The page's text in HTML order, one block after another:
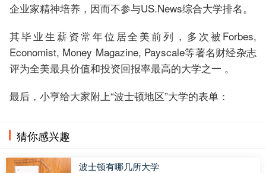
企业家精神培养，因而不参与US.News综合大学排名。
其毕业生薪资常年位居全美前列，多次被Forbes,
Economist, Money Magazine, Payscale等著名财经杂志
评为全美最具价值和投资回报率最高的大学之一 。
最后，小亨给大家附上“波士顿地区”大学的表单：
猜你感兴趣
波士顿有哪几所大学